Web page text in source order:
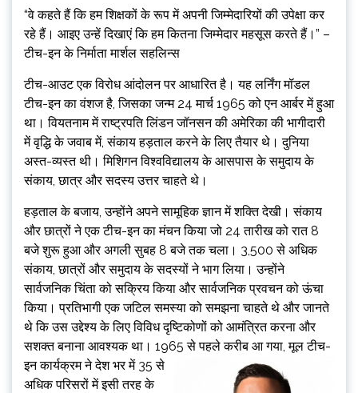
“वे कहते हैं कि हम शिक्षकों के रूप में अपनी जिम्मेदारियों की उपेक्षा कर
रहे हैं। आइए उन्हें दिखाएं कि हम कितना जिम्मेदार महसूस करते हैं।” –
टीच-इन के निर्माता मार्शल सहलिन्स
टीच-आउट एक विरोध आंदोलन पर आधारित है। यह लर्निंग मॉडल
टीच-इन का वंशज है, जिसका जन्म 24 मार्च 1965 को एन आर्बर में हुआ
था। वियतनाम में राष्ट्रपति लिंडन जॉनसन की अमेरिका की भागीदारी
में वृद्धि के जवाब में, संकाय हड़ताल करने के लिए तैयार थे। दुनिया
अस्त-व्यस्त थी। मिशिगन विश्वविद्यालय के आसपास के समुदाय के
संकाय, छात्र और सदस्य उत्तर चाहते थे।
हड़ताल के बजाय, उन्होंने अपने सामूहिक ज्ञान में शक्ति देखी। संकाय
और छात्रों ने एक टीच-इन का मंचन किया जो 24 तारीख को रात 8
बजे शुरू हुआ और अगली सुबह 8 बजे तक चला। 3,500 से अधिक
संकाय, छात्रों और समुदाय के सदस्यों ने भाग लिया। उन्होंने
सार्वजनिक चिंता को सक्रिय किया और सार्वजनिक प्रवचन को ऊंचा
किया। प्रतिभागी एक जटिल समस्या को समझना चाहते थे और जानते
थे कि उस उद्देश्य के लिए विविध दृष्टिकोणों को आमंत्रित करना और
सशक्त बनाना आवश्यक था। 1965 से पहलेकरीब आ गया, मूल टीच-
इन कार्यक्रम ने देश भर में 35 से
अधिक परिसरों में इसी तरह के